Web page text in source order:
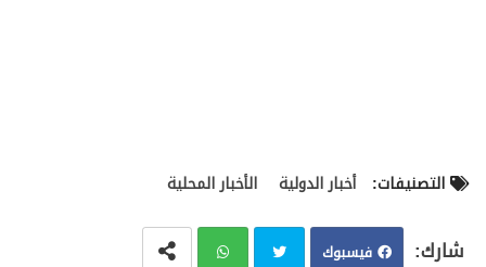
التصنيفات: أخبار الدولية الأخبار المحلية
فيسبوك